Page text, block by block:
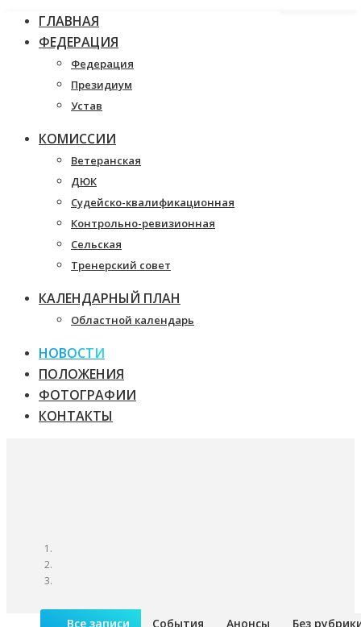
ГЛАВНАЯ
ФЕДЕРАЦИЯ
Федерация
Президиум
Устав
КОМИССИИ
Ветеранская
ДЮК
Судейско-квалификационная
Контрольно-ревизионная
Сельская
Тренерский совет
КАЛЕНДАРНЫЙ ПЛАН
Областной календарь
НОВОСТИ
ПОЛОЖЕНИЯ
ФОТОГРАФИИ
КОНТАКТЫ
Все записи События Анонсы
Без